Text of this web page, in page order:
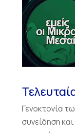
Γενοκτονία
συνείδηση